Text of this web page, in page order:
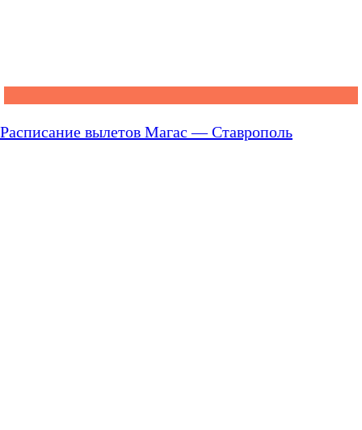
Расписание вылетов Магас — Ставрополь